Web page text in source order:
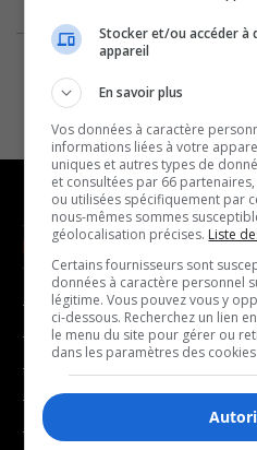
NOUVELLES
- Affaires municipales
- Communauté / Social
- Culture
- Économie
- Éducation
Stocker et/ou accéder à
appareil
En savoir plus
Vos données à caractère
informations liées à votre
uniques et autres types de
et consultées par 66
ou utilisées spécifiquement par
nous-mêmes sommes
géolocalisation précises. Liste
Certains fournisseurs sont
données à caractère personnel
légitime. Vous pouvez vous y
ci-dessous. Recherchez un lien
le menu du site pour gérer ou
dans les paramètres des